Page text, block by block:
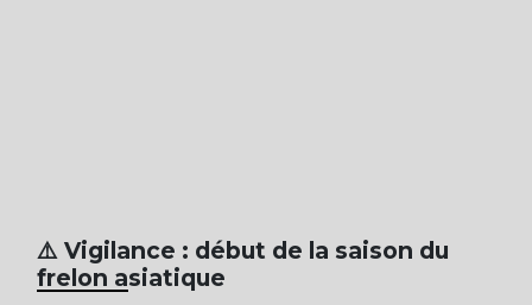
⚠️ Vigilance : début de la saison du
frelon asiatique